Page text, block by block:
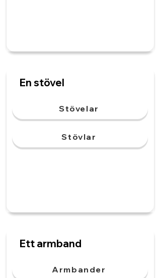
En stövel
Stövelar
Stövlar
Ett armband
Armbander